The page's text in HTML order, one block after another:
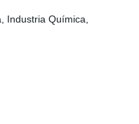
Industria Química,